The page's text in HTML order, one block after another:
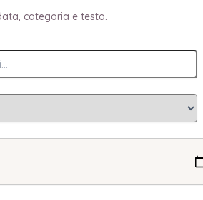
categoria e testo.